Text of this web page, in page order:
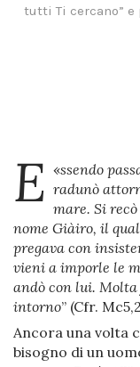
tutti Ti cercano”
«
E
ssendo
radunò
mare. Si
nome Giàiro, il
pregava con
vieni a imporle le
andò con lui.
intorno” (Cfr.
Ancora una volta
bisogno di un